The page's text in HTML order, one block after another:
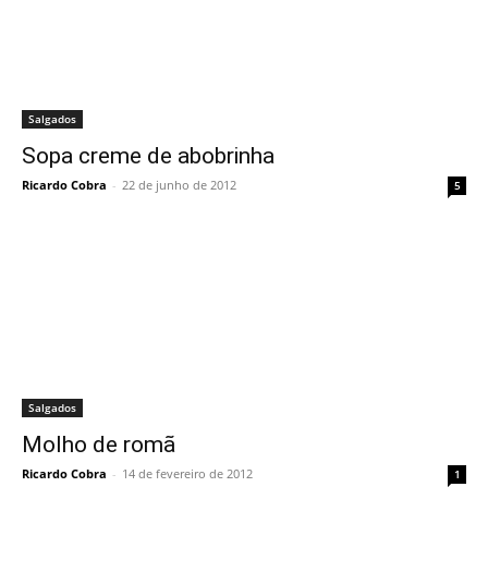
Salgados
Sopa creme de abobrinha
Ricardo Cobra - 22 de junho de 2012 5
Salgados
Molho de romã
Ricardo Cobra - 14 de fevereiro de 2012 1